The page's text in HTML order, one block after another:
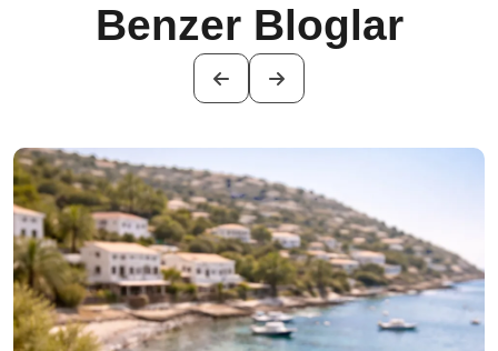
Benzer Bloglar